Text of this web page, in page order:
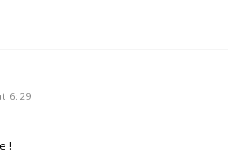
6:29
!